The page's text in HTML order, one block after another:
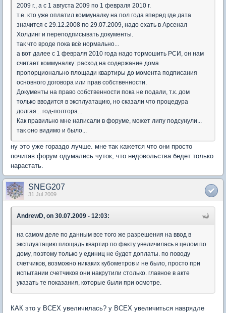
2009 г., а с 1 августа 2009 по 1 февраля 2010 г.
т.е. кто уже оплатил коммуналку на пол года вперед где дата
значится с 29.12.2008 по 29.07.2009, надо ехать в Арсенал
Холдинг и переподписывать документы.
так что вроде пока всё нормально...
а вот далее с 1 февраля 2010 года надо тормошить РСИ, он нам
считает коммуналку: расход на содержание дома
пропорционально площади квартиры до момента подписания
основного договора или прав собственности.
Документы на право собственности пока не подали, т.к. дом
только вводится в эксплуатацию, но сказали что процедура
долгая... год-полтора...
Как правильно мне написали в форуме, может липу подсунули...
так оно видимо и было...
ну это уже гораздо лучше. мне так кажется что они просто
почитав форум одумались чуток, что недовольства бедет только
нарастать.
SNEG207
31 Jul 2009
AndrewD, on 30.07.2009 - 12:03:
на самом деле по данным все того же разрешения на ввод в
эксплуатацию площадь квартир по факту увеличилась в целом по
дому, поэтому только у единиц не будет доплаты. по поводу
счетчиков, возможно никаких кубометров и не было, просто при
испытании счетчиков они накрутили столько. главное в акте
указать те показания, которые были при осмотре.
КАК это у ВСЕХ увеличилась? у ВСЕХ увеличиться наврядле